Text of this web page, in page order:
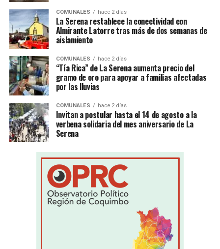
COMUNALES hace 2 días
La Serena restablece la conectividad con
Almirante Latorre tras más de dos semanas de
aislamiento
COMUNALES hace 2 días
“Tía Rica” de La Serena aumenta precio del
gramo de oro para apoyar a familias afectadas
por las lluvias
COMUNALES hace 2 días
Invitan a postular hasta el 14 de agosto a la
verbena solidaria del mes aniversario de La
Serena